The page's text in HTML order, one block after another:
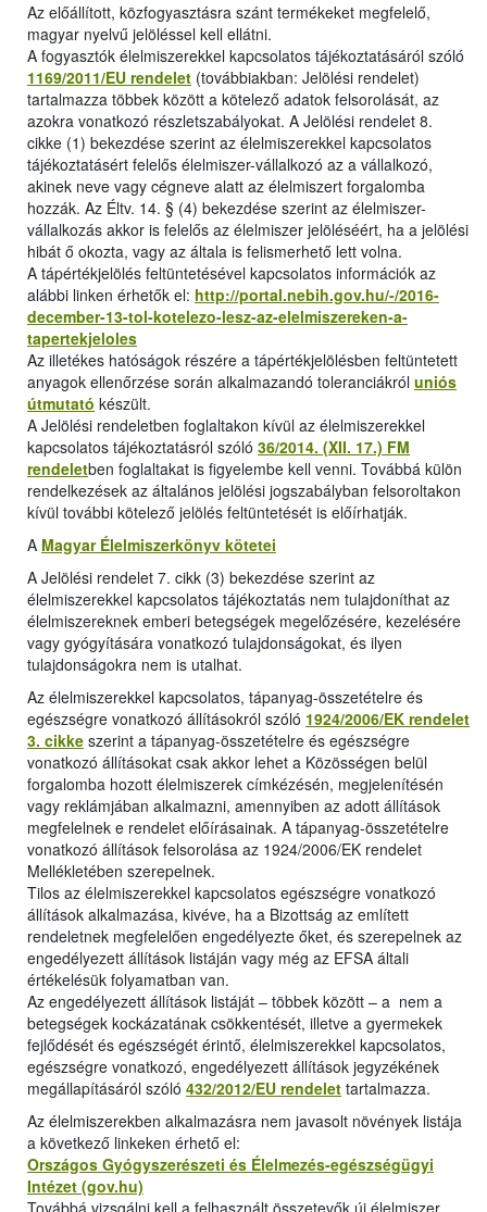
Az előállított, közfogyasztásra szánt termékeket megfelelő,
magyar nyelvű jelöléssel kell ellátni.
A fogyasztók élelmiszerekkel kapcsolatos tájékoztatásáról szóló
1169/2011/EU rendelet (továbbiakban: Jelölési rendelet)
tartalmazza többek között a kötelező adatok felsorolását, az
azokra vonatkozó részletszabályokat. A Jelölési rendelet 8.
cikke (1) bekezdése szerint az élelmiszerekkel kapcsolatos
tájékoztatásért felelős élelmiszer-vállalkozó az a vállalkozó,
akinek neve vagy cégneve alatt az élelmiszert forgalomba
hozzák. Az Éltv. 14. § (4) bekezdése szerint az élelmiszer-
vállalkozás akkor is felelős az élelmiszer jelöléséért, ha a jelölési
hibát ő okozta, vagy az általa is felismerhető lett volna.
A tápértékjelölés feltüntetésével kapcsolatos információk az
alábbi linken érhetők el: http://portal.nebih.gov.hu/-/2016-
december-13-tol-kotelezo-lesz-az-elelmiszereken-a-
tapertekjeloles
Az illetékes hatóságok részére a tápértékjelölésben feltüntetett
anyagok ellenőrzése során alkalmazandó toleranciákról uniós
útmutató készült.
A Jelölési rendeletben foglaltakon kívül az élelmiszerekkel
kapcsolatos tájékoztatásról szóló 36/2014. (XII. 17.) FM
rendeletben foglaltakat is figyelembe kell venni. Továbbá külön
rendelkezések az általános jelölési jogszabályban felsoroltakon
kívül további kötelező jelölés feltüntetését is előírhatják.
A Magyar Élelmiszerkönyv kötetei
A Jelölési rendelet 7. cikk (3) bekezdése szerint az
élelmiszerekkel kapcsolatos tájékoztatás nem tulajdoníthat az
élelmiszereknek emberi betegségek megelőzésére, kezelésére
vagy gyógyítására vonatkozó tulajdonságokat, és ilyen
tulajdonságokra nem is utalhat.
Az élelmiszerekkel kapcsolatos, tápanyag-összetételre és
egészségre vonatkozó állításokról szóló 1924/2006/EK rendelet
3. cikke szerint a tápanyag-összetételre és egészségre
vonatkozó állításokat csak akkor lehet a Közösségen belül
forgalomba hozott élelmiszerek címkézésén, megjelenítésén
vagy reklámjában alkalmazni, amennyiben az adott állítások
megfelelnek e rendelet előírásainak. A tápanyag-összetételre
vonatkozó állítások felsorolása az 1924/2006/EK rendelet
Mellékletében szerepelnek.
Tilos az élelmiszerekkel kapcsolatos egészségre vonatkozó
állítások alkalmazása, kivéve, ha a Bizottság az említett
rendeletnek megfelelően engedélyezte őket, és szerepelnek az
engedélyezett állítások listáján vagy még az EFSA általi
értékelésük folyamatban van.
Az engedélyezett állítások listáját – többek között – a nem a
betegségek kockázatának csökkentését, illetve a gyermekek
fejlődését és egészségét érintő, élelmiszerekkel kapcsolatos,
egészségre vonatkozó, engedélyezett állítások jegyzékének
megállapításáról szóló 432/2012/EU rendelet tartalmazza.
Az élelmiszerekben alkalmazásra nem javasolt növények listája
a következő linkeken érhető el:
Országos Gyógyszerészeti és Élelmezés-egészségügyi
Intézet (gov.hu)